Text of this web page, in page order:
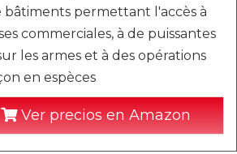
bâtiments permettant l'accès à
commerciales, à de puissantes
les armes et à des opérations
en espèces
Ver precios en Amazon